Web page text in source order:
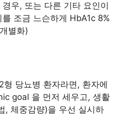
우, 또는 다른 기타 요인이
조금 느슨하게 HbA1c 8%
별화)
당뇨병 환자라면, 환자에
goal 을 먼저 세우고, 생활
, 체중감량)을 우선 실시하